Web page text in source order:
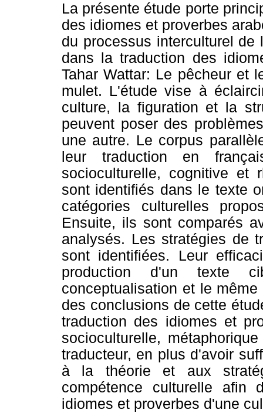
La présente étude porte
des idiomes et proverbes
du processus interculturel
dans la traduction des
Tahar Wattar: Le pêcheur et
mulet. L'étude vise à
culture, la figuration et la
peuvent poser des
une autre. Le corpus
leur traduction en
socioculturelle, cognitive et
sont identifiés dans le texte
catégories culturelles
Ensuite, ils sont comparés
analysés. Les stratégies de
sont identifiées. Leur
production d'un texte
conceptualisation et le
des conclusions de cette
traduction des idiomes et
socioculturelle,
traducteur, en plus d'avoir
à la théorie et aux
compétence culturelle afin
idiomes et proverbes d'une